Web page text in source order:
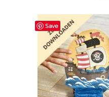
Save